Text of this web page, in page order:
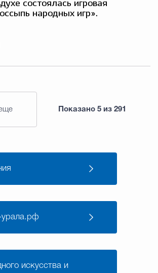
состоялась игровая
народных игр».
Показано 5 из 291
урала.рф
искусства и